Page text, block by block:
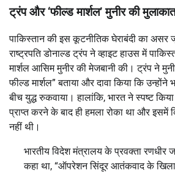
ट्रंप और ‘फील्ड मार्शल’ मुनीर की
पाकिस्तान की इस कूटनीतिक घेराबंदी का
राष्ट्रपति डोनाल्ड ट्रंप ने व्हाइट हाउस में
मार्शल आसिम मुनीर की मेजबानी की। ट्रंप ने
फील्ड मार्शल” बताया और दावा किया कि
बीच युद्ध रुकवाया।हालांकि, भारत ने स्पष्ट
प्राप्त करने के बाद ही हमला रोका था और इसमें
नहीं थी।
भारतीय विदेश मंत्रालय के प्रवक्ता रणधीर
कहा था, “ऑपरेशन सिंदूर आतंकवाद के